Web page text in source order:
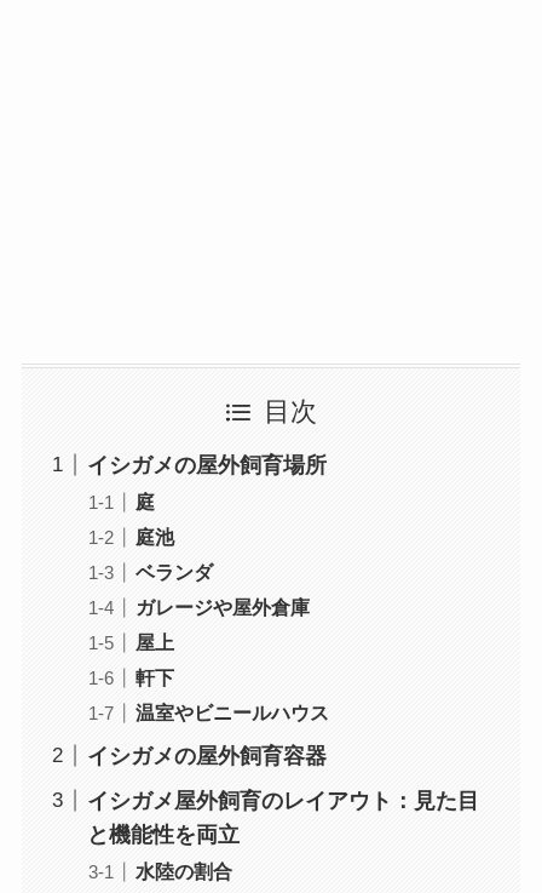
目次
イシガメの屋外飼育場所
庭
庭池
ベランダ
ガレージや屋外倉庫
屋上
軒下
温室やビニールハウス
イシガメの屋外飼育容器
イシガメ屋外飼育のレイアウト：見た目
と機能性を両立
水陸の割合